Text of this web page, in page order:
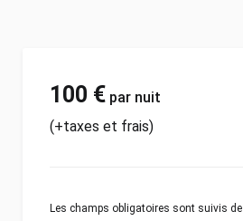
100 € par nuit
(+taxes et frais)
Les champs obligatoires sont suivis de